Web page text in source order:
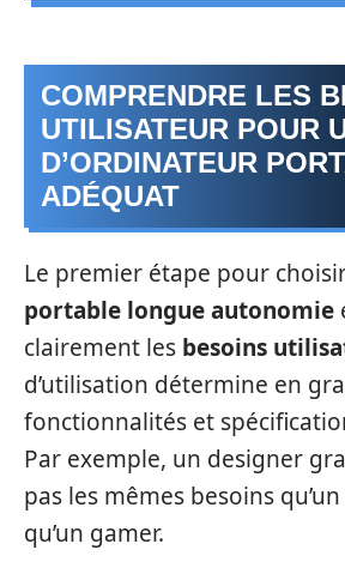
COMPRENDRE LES
UTILISATEUR POUR
D’ORDINATEUR
ADÉQUAT
Le premier étape pour
portable longue autonomie
clairement les besoins
d’utilisation détermine en
fonctionnalités et
Par exemple, un designer
pas les mêmes besoins
qu’un gamer.